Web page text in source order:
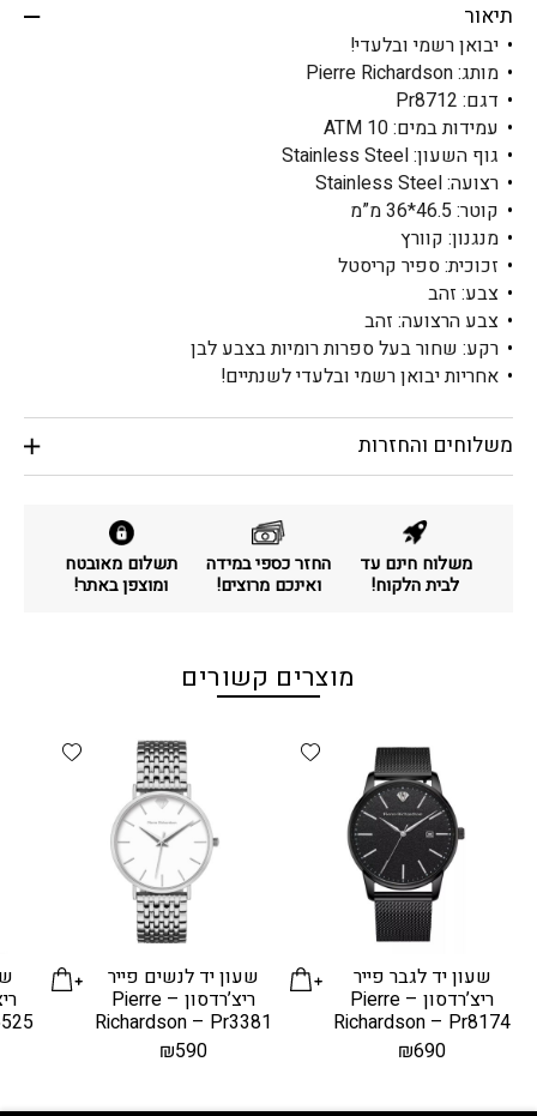
תיאור
יבואן רשמי ובלעדי!
מותג: Pierre Richardson
דגם: Pr8712
עמידות במים: 10 ATM
גוף השעון: Stainless Steel
רצועה: Stainless Steel
קוטר: 46.5*36 מ”מ
מנגנון: קוורץ
זכוכית: ספיר קריסטל
צבע: זהב
צבע הרצועה: זהב
רקע: שחור בעל ספרות רומיות בצבע לבן
אחריות יבואן רשמי ובלעדי לשנתיים!
משלוחים והחזרות
משלוח חינם עד
לבית הלקוח!
החזר כספי במידה
ואינכם מרוצים!
תשלום מאובטח
ומוצפן באתר!
מוצרים קשורים
Add wishlist
שעון יד לגבר פייר
ריצ’רדסון – Pierre
Richardson – Pr8174
₪690
wishlist
שעון יד לנשים פייר
ריצ’רדסון – Pierre
Richardson – Pr3381
₪590